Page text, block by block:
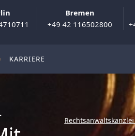
Bremen
+49 42 116502800
KARRIERE